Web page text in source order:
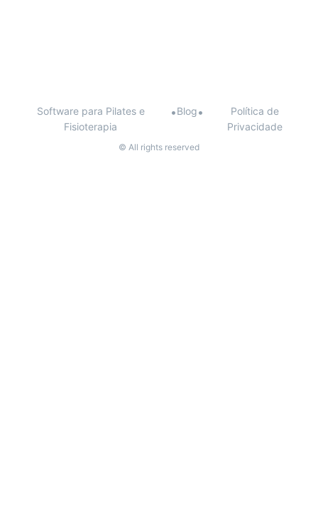
Software para Pilates e
Fisioterapia
•Blog•
Política de
Privacidade
© All rights reserved